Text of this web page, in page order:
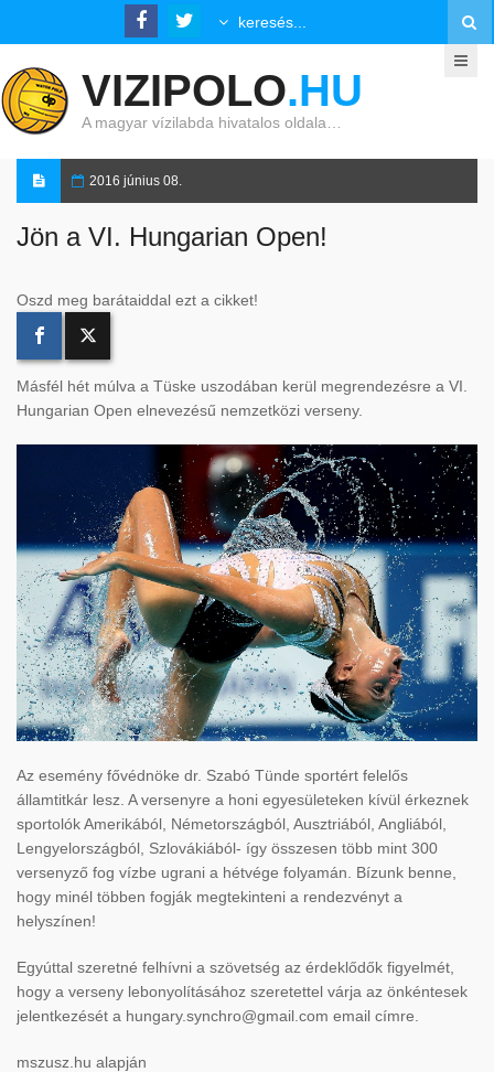
VIZIPOLO.HU
A magyar vízilabda hivatalos oldala…
2016 június 08.
Jön a VI. Hungarian Open!
Oszd meg barátaiddal ezt a cikket!
Másfél hét múlva a Tüske uszodában kerül megrendezésre a VI.
Hungarian Open elnevezésű nemzetközi verseny.
Az esemény fővédnöke dr. Szabó Tünde sportért felelős
államtitkár lesz. A versenyre a honi egyesületeken kívül érkeznek
sportolók Amerikából, Németországból, Ausztriából, Angliából,
Lengyelországból, Szlovákiából- így összesen több mint 300
versenyző fog vízbe ugrani a hétvége folyamán. Bízunk benne,
hogy minél többen fogják megtekinteni a rendezvényt a
helyszínen!
Egyúttal szeretné felhívni a szövetség az érdeklődők figyelmét,
hogy a verseny lebonyolításához szeretettel várja az önkéntesek
jelentkezését a hungary.synchro@gmail.com email címre.
mszusz.hu alapján